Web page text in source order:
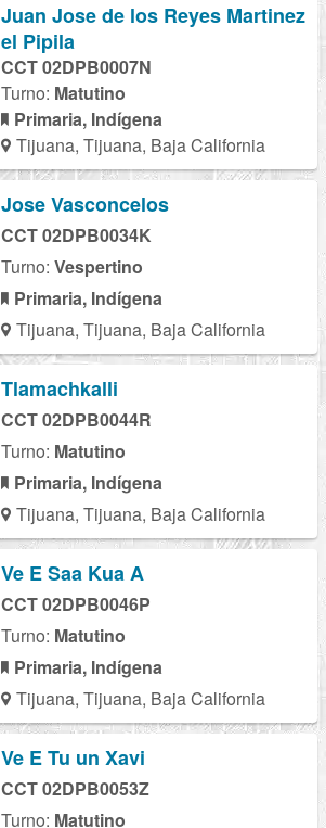
Juan Jose de los Reyes Martinez
el Pipila
CCT 02DPB0007N
Turno: Matutino
Primaria, Indígena
Tijuana, Tijuana, Baja California
Jose Vasconcelos
CCT 02DPB0034K
Turno: Vespertino
Primaria, Indígena
Tijuana, Tijuana, Baja California
Tlamachkalli
CCT 02DPB0044R
Turno: Matutino
Primaria, Indígena
Tijuana, Tijuana, Baja California
Ve E Saa Kua A
CCT 02DPB0046P
Turno: Matutino
Primaria, Indígena
Tijuana, Tijuana, Baja California
Ve E Tu un Xavi
CCT 02DPB0053Z
Turno: Matutino